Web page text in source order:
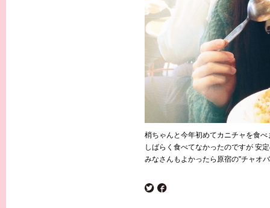
梢ちゃんと今年初めてカニチャを食
しばらく食べてなかったのですが 安
みなさんもよかったら原宿の"チャオ